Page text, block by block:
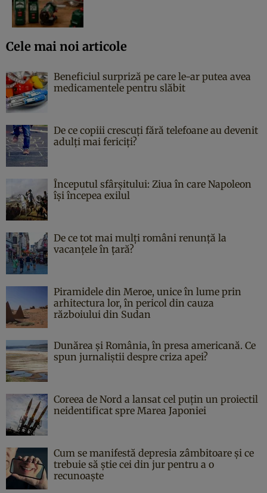
Cele mai noi articole
Beneficiul surpriză pe care le-ar putea avea
medicamentele pentru slăbit
De ce copiii crescuți fără telefoane au devenit
adulți mai fericiți?
Începutul sfârşitului: Ziua în care Napoleon
îşi începea exilul
De ce tot mai mulți români renunță la
vacanțele în țară?
Piramidele din Meroe, unice în lume prin
arhitectura lor, în pericol din cauza
războiului din Sudan
Dunărea și România, în presa americană. Ce
spun jurnaliștii despre criza apei?
Coreea de Nord a lansat cel puțin un proiectil
neidentificat spre Marea Japoniei
Cum se manifestă depresia zâmbitoare și ce
trebuie să știe cei din jur pentru a o
recunoaște